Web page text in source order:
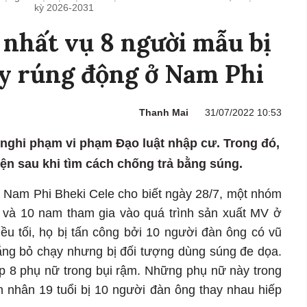
kỳ 2026-2031
vụ 8 người mẫu bị
rúng động ở Nam Phi
Thanh Mai 31/07/2022 10:53
phạm vi phạm Đạo luật nhập cư. Trong đó,
sau khi tìm cách chống trả bằng súng.
Phi Bheki Cele cho biết ngày 28/7, một nhóm
10 nam tham gia vào quá trình sản xuất MV ở
tối, họ bị tấn công bởi 10 người đàn ông có vũ
bỏ chạy nhưng bị đối tượng dùng súng đe dọa.
8 phụ nữ trong bụi rậm. Những phụ nữ này trong
nhân 19 tuổi bị 10 người đàn ông thay nhau hiếp